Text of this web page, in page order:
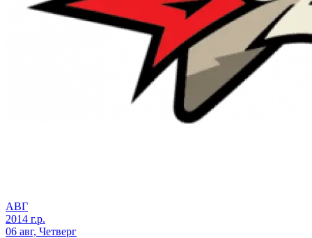
АВГ
2014 г.р.
06 авг, Четверг